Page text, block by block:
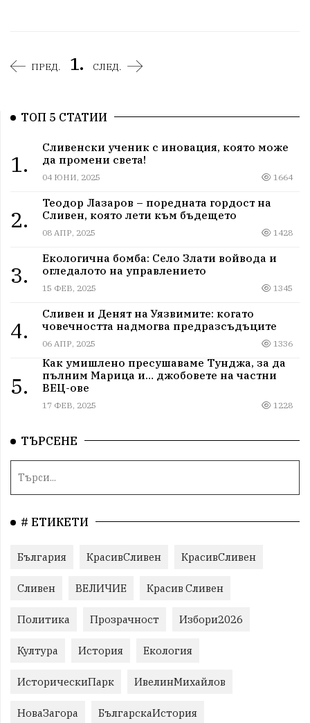
ПРЕД. 1. СЛЕД.
ТОП 5 СТАТИИ
1.
Сливенски ученик с иновация, която може
да промени света!
04 ЮНИ, 2025 1664
2.
Теодор Лазаров – поредната гордост на
Сливен, която лети към бъдещето
08 АПР, 2025 1428
3.
Екологична бомба: Село Злати войвода и
огледалото на управлението
15 ФЕВ, 2025 1345
4.
Сливен и Денят на Уязвимите: когато
човечността надмогва предразсъдъците
06 АПР, 2025 1336
5.
Как умишлено пресушаваме Тунджа, за да
пълним Марица и… джобовете на частни
ВЕЦ-ове
17 ФЕВ, 2025 1228
ТЪРСЕНЕ
# ЕТИКЕТИ
България КрасивСливен КрасивСливен
Сливен ВЕЛИЧИЕ Красив Сливен
Политика Прозрачност Избори2026
Култура История Екология
ИсторическиПарк ИвелинМихайлов
НоваЗагора БългарскаИстория